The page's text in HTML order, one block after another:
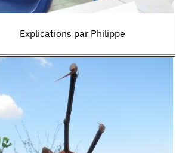
Explications par Philippe